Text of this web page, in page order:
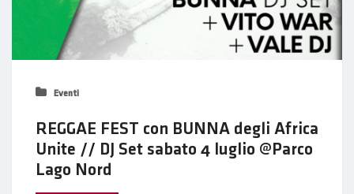
Eventi
REGGAE FEST con BUNNA degli Africa
Unite // DJ Set sabato 4 luglio @Parco
Lago Nord